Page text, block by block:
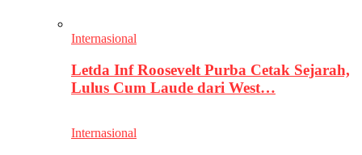
Internasional
Letda Inf Roosevelt Purba Cetak Sejarah,
Lulus Cum Laude dari West…
Internasional